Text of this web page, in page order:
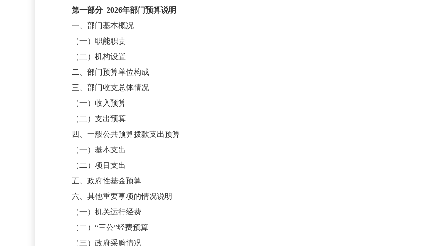
第一部分 2026年部门预算说明
一、部门基本概况
（一）职能职责
（二）机构设置
二、部门预算单位构成
三、部门收支总体情况
（一）收入预算
（二）支出预算
四、一般公共预算拨款支出预算
（一）基本支出
（二）项目支出
五、政府性基金预算
六、其他重要事项的情况说明
（一）机关运行经费
（二） “三公”经费预算
（三）政府采购情况